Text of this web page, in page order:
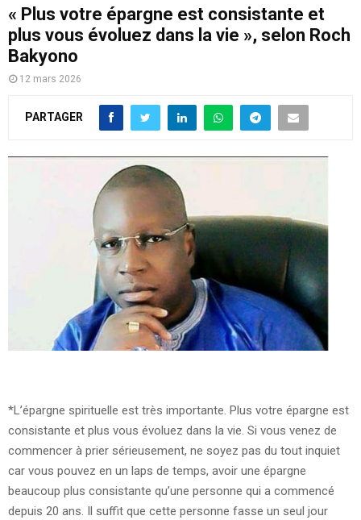
« Plus votre épargne est consistante et
plus vous évoluez dans la vie », selon Roch
Bakyono
12 mars 2026
PARTAGER
*L’épargne spirituelle est très importante. Plus votre épargne est
consistante et plus vous évoluez dans la vie. Si vous venez de
commencer à prier sérieusement, ne soyez pas du tout inquiet
car vous pouvez en un laps de temps, avoir une épargne
beaucoup plus consistante qu’une personne qui a commencé
depuis 20 ans. Il suffit que cette personne fasse un seul jour